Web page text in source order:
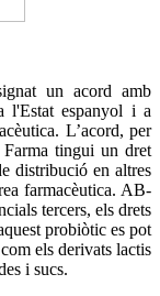
un acord amb
l'Estat espanyol i a
L’acord, per
Farma tingui un dret
distribució en altres
farmacèutica. AB-
tercers, els drets
probiòtic es pot
els derivats lactis
i sucs.